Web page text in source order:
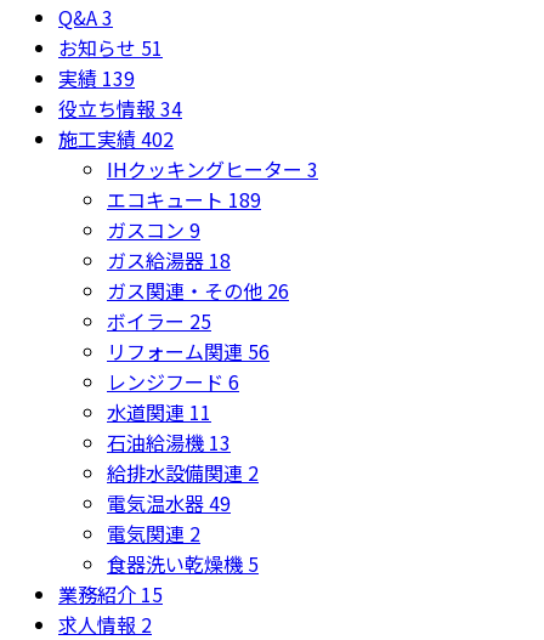
Q&A3
お知らせ 51
実績 139
役立ち情報 34
施工実績402
IHクッキングヒーター 3
エコキュート 189
ガスコン 9
ガス給湯器 18
ガス関連・その他 26
ボイラー 25
リフォーム関連 56
レンジフード 6
水道関連 11
石油給湯機 13
給排水設備関連 2
電気温水器49
電気関連 2
食器洗い乾燥機 5
業務紹介 15
求人情報 2